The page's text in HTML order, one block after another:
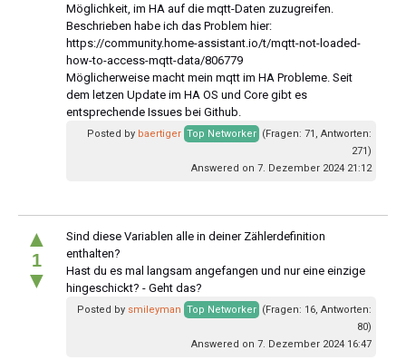
Möglichkeit, im HA auf die mqtt-Daten zuzugreifen.
Beschrieben habe ich das Problem hier:
https://community.home-assistant.io/t/mqtt-not-loaded-
how-to-access-mqtt-data/806779
Möglicherweise macht mein mqtt im HA Probleme. Seit
dem letzen Update im HA OS und Core gibt es
entsprechende Issues bei Github.
Posted by baertiger Top Networker (Fragen: 71, Antworten:
271)
Answered on 7. Dezember 2024 21:12
▲
1
▼
Sind diese Variablen alle in deiner Zählerdefinition
enthalten?
Hast du es mal langsam angefangen und nur eine einzige
hingeschickt? - Geht das?
Posted by smileyman Top Networker (Fragen: 16, Antworten:
80)
Answered on 7. Dezember 2024 16:47